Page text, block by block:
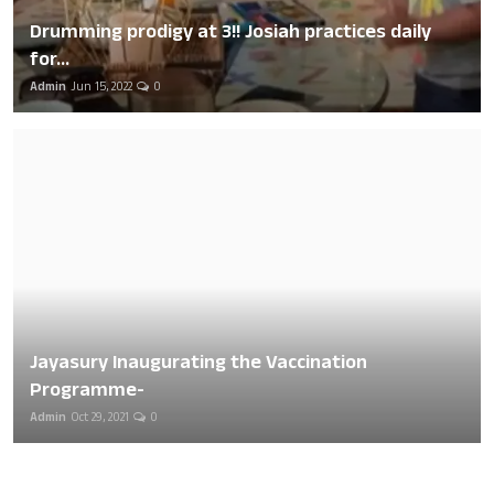
Drumming prodigy at 3!! Josiah practices daily
for...
Admin Jun 15, 2022 0
Jayasury Inaugurating the Vaccination
Programme-
Admin Oct 29, 2021 0